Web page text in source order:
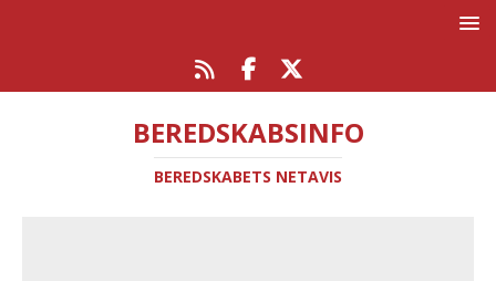
BEREDSKABSINFO
BEREDSKABETS NETAVIS